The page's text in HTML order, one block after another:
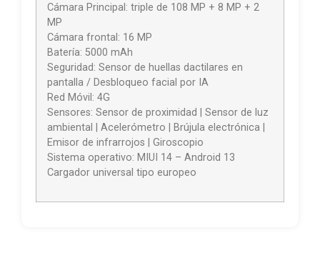
Cámara Principal: triple de 108 MP + 8 MP + 2
MP
Cámara frontal: 16 MP
Batería: 5000 mAh
Seguridad: Sensor de huellas dactilares en
pantalla / Desbloqueo facial por IA
Red Móvil: 4G
Sensores: Sensor de proximidad | Sensor de luz
ambiental | Acelerómetro | Brújula electrónica |
Emisor de infrarrojos | Giroscopio
Sistema operativo: MIUI 14 – Android 13
Cargador universal tipo europeo